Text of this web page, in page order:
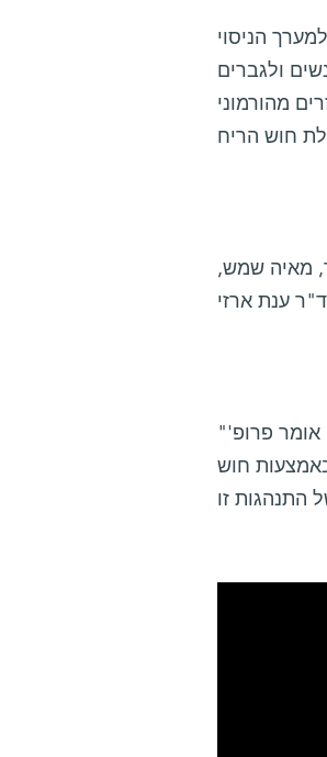
הניסוי
ולגברים
מהורמוני
מאיה שמש,
"לחיצות היד נבדלות זו מזו במשכן, בעוצמתן, ובתנוחת הגוף, ובכוחן להעביר מידע מגוון", אומר פרופ'
חוש